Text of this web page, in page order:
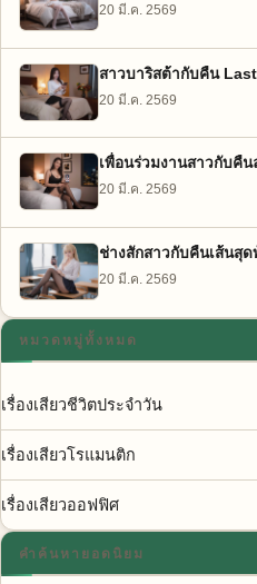
20 มี.ค. 2569
สาวบาริสต้ากับคืน
20 มี.ค. 2569
เพื่อนร่วมงานสาวกับคืน
20 มี.ค. 2569
ช่างสักสาวกับคืนเส้นสุด
20 มี.ค. 2569
หมวดหมู่ทั้งหมด
เรื่องเสียวชีวิตประจำวัน
เรื่องเสียวโรแมนติก
เรื่องเสียวออฟฟิศ
คำค้นหายอดนิยม